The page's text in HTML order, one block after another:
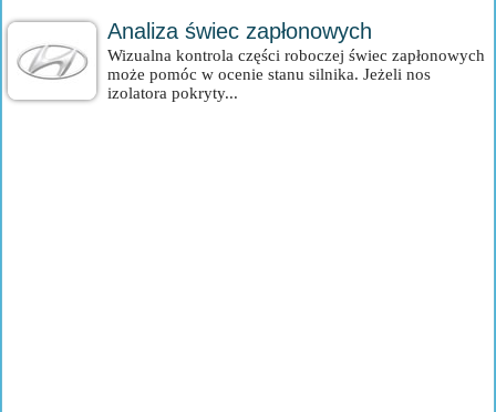
Analiza świec zapłonowych
Wizualna kontrola części roboczej świec zapłonowych
może pomóc w ocenie stanu silnika. Jeżeli nos
izolatora pokryty...